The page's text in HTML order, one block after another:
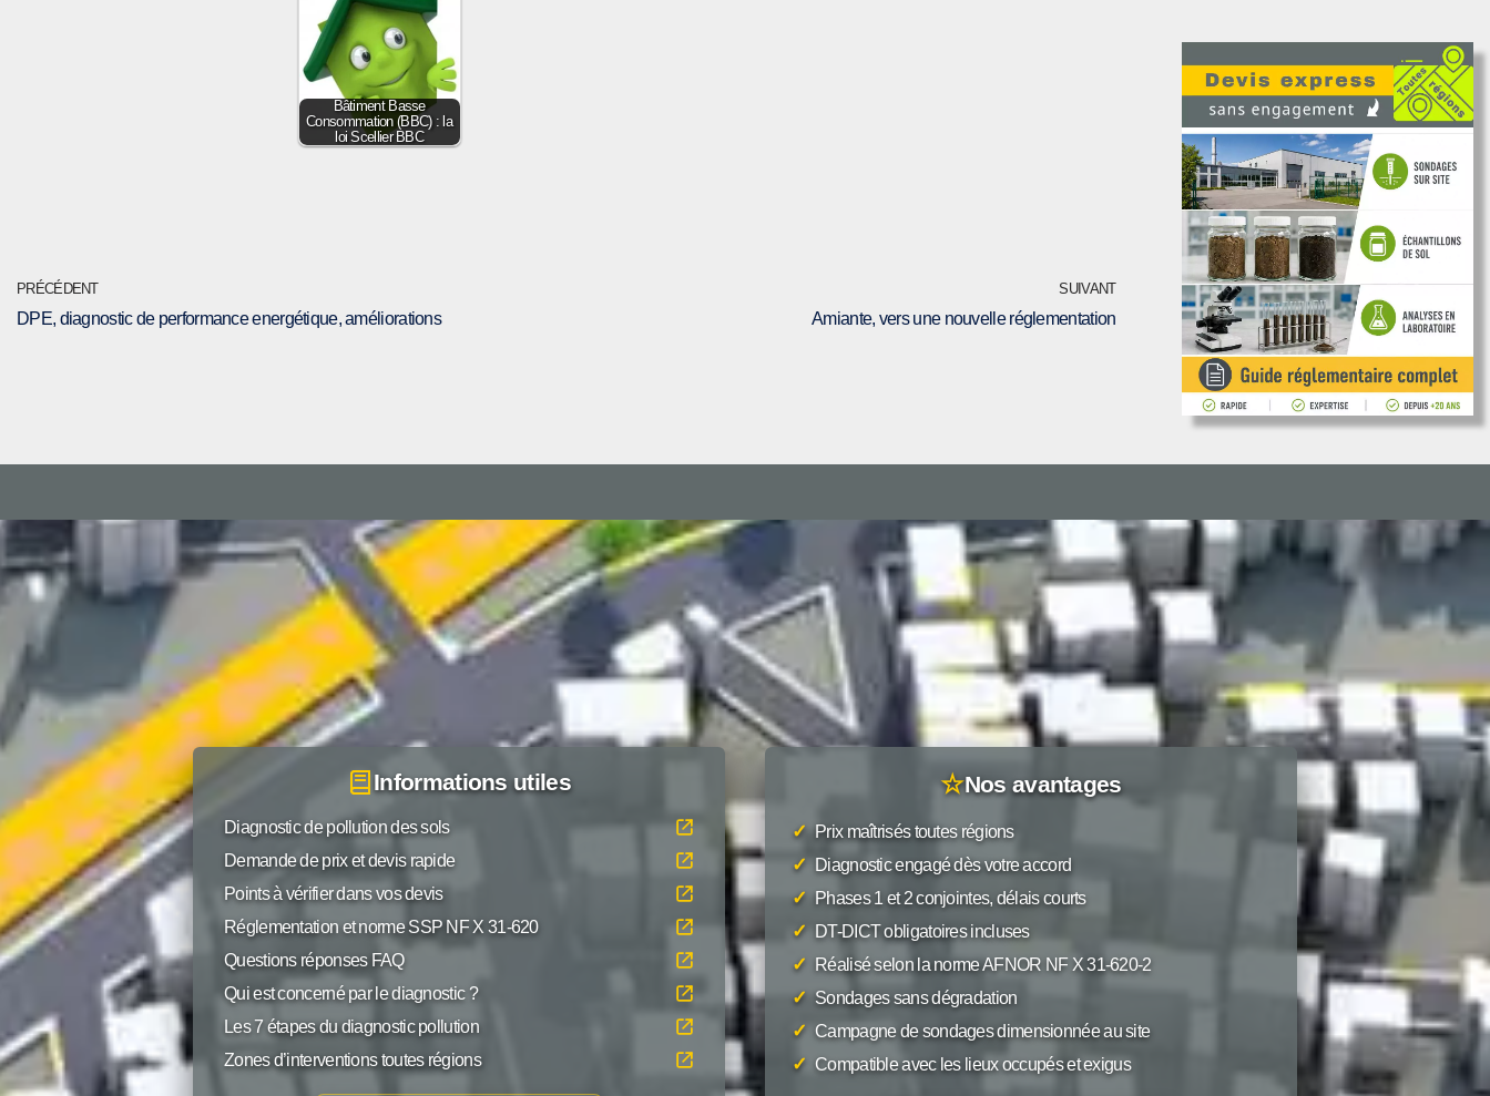
Bâtiment Basse
Consommation (BBC) : la
loi Scellier BBC
PRÉCÉDENT
DPE, diagnostic de performance energétique, améliorations
SUIVANT
Amiante, vers une nouvelle réglementation
Informations utiles
Diagnostic de pollution des sols
Demande de prix et devis rapide
Points à vérifier dans vos devis
Réglementation et norme SSP NF X 31-620
Questions réponses FAQ
Qui est concerné par le diagnostic ?
Les 7 étapes du diagnostic pollution
Zones d’interventions toutes régions
☆Nos avantages
✓ Prix maîtrisés toutes régions
✓ Diagnostic engagé dès votre accord
✓ Phases 1 et 2 conjointes, délais courts
✓ DT-DICT obligatoires incluses
✓ Réalisé selon la norme AFNOR NF X 31-620-2
✓ Sondages sans dégradation
✓ Campagne de sondages dimensionnée au site
✓ Compatible avec les lieux occupés et exigus